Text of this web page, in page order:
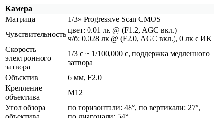
Камера
Матрица
1/3» Progressive Scan CMOS
Чувствительность
цвет: 0.01 лк @ (F1 .2, AGC вкл.)
ч/б: 0.028 лк @ (F2.0, AGC вкл.), 0 лк с ИК
Скорость
электронного
затвора
1/3 с ~ 1/100,000 с, поддержка медленного
затвора
Объектив
6 мм, F2.0
Крепление
объектива
M12
Угол обзора
объектива
по горизонтали: 48°, по вертикали: 27°,
по диагонали: 54°